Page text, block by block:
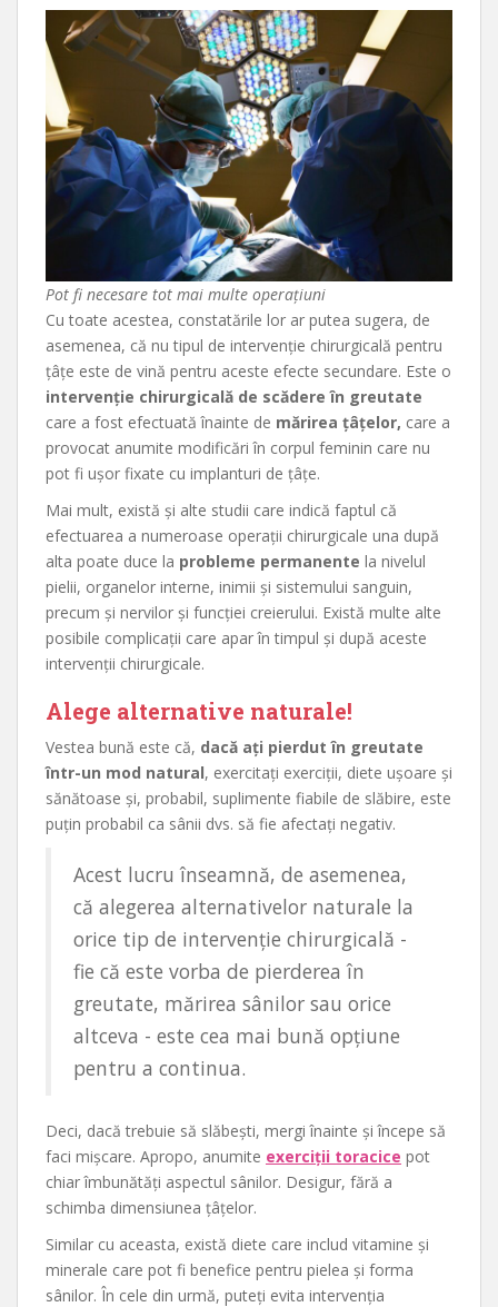
Pot fi necesare tot mai multe operațiuni
Cu toate acestea, constatările lor ar putea sugera, de
asemenea, că nu tipul de intervenție chirurgicală pentru
țâțe este de vină pentru aceste efecte secundare. Este o
intervenție chirurgicală de scădere în greutate
care a fost efectuată înainte de mărirea țâțelor, care a
provocat anumite modificări în corpul feminin care nu
pot fi ușor fixate cu implanturi de țâțe.
Mai mult, există și alte studii care indică faptul că
efectuarea a numeroase operații chirurgicale una după
alta poate duce la probleme permanente la nivelul
pielii, organelor interne, inimii și sistemului sanguin,
precum și nervilor și funcției creierului. Există multe alte
posibile complicații care apar în timpul și după aceste
intervenții chirurgicale.
Alege alternative naturale!
Vestea bună este că, dacă ați pierdut în greutate
într-un mod natural, exercitați exerciții, diete ușoare și
sănătoase și, probabil, suplimente fiabile de slăbire, este
puțin probabil ca sânii dvs. să fie afectați negativ.
Acest lucru înseamnă, de asemenea,
că alegerea alternativelor naturale la
orice tip de intervenție chirurgicală -
fie că este vorba de pierderea în
greutate, mărirea sânilor sau orice
altceva - este cea mai bună opțiune
pentru a continua.
Deci, dacă trebuie să slăbești, mergi înainte și începe să
faci mișcare. Apropo, anumite exerciții toracice pot
chiar îmbunătăți aspectul sânilor. Desigur, fără a
schimba dimensiunea țâțelor.
Similar cu aceasta, există diete care includ vitamine și
minerale care pot fi benefice pentru pielea și forma
sânilor. În cele din urmă, puteți evita intervenția